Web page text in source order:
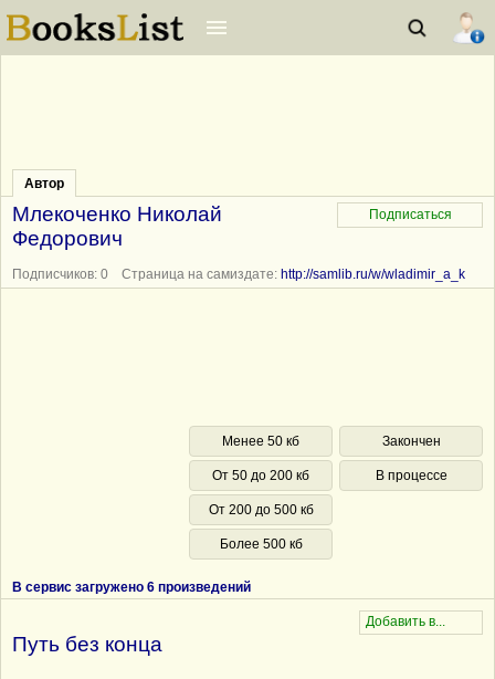
Автор
Млекоченко Николай
Федорович
Подписчиков: 0 Страница на самиздате: http://samlib.ru/w/wladimir_a_k
Менее 50 кб
От 50 до 200 кб
От 200 до 500 кб
Более 500 кб
Закончен
В процессе
В сервис загружено 6 произведений
Путь без конца